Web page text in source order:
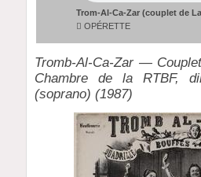
Trom-Al-Ca-Zar (couplet de
 OPÉRETTE
Tromb-Al-Ca-Zar —
Chambre de la RTBF,
(soprano) (1987)